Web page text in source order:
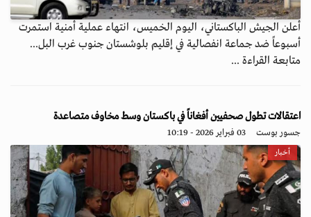
أعلن الجيش الباكستاني، اليوم الخميس، انتهاء عملية أمنية استمرت
أسبوعاً ضد جماعة انفصالية في إقليم بلوشستان جنوب غرب البل...
متابعة القراءة ...
اعتقالات تطول صحفيين أفغاناً في باكستان وسط مخاوف متصاعدة
جسور بوست 03 فبراير 2026 - 10:19
أخبار